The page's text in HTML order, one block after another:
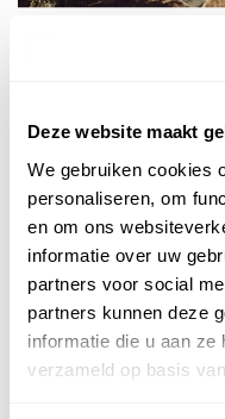
Deze website maakt
We gebruiken cookies
personaliseren, om
en om ons
informatie over uw
partners voor social
partners kunnen deze
informatie die u aan
verzameld op basis